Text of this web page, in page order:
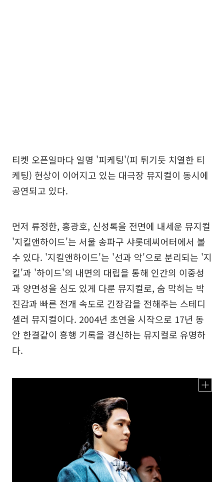
티켓 오픈일마다 일명 '피케팅'(피 튀기듯 치열한 티
케팅) 현상이 이어지고 있는 대극장 뮤지컬이 동시에
공연되고 있다.
먼저 류정한, 홍광호, 신성록을 전면에 내세운 뮤지컬
'지킬앤하이드'는 서울 송파구 샤롯데씨어터에서 볼
수 있다. '지킬앤하이드'는 '선과 악'으로 분리되는 '지
킬'과 '하이드'의 내면의 대립을 통해 인간의 이중성
과 양면성을 심도 있게 다룬 뮤지컬로, 숨 막히는 박
진감과 빠른 전개 속도로 긴장감을 전해주는 스테디
셀러 뮤지컬이다. 2004년 초연을 시작으로 17년 동
안 한결같이 흥행 기록을 경신하는 뮤지컬로 유명하
다.